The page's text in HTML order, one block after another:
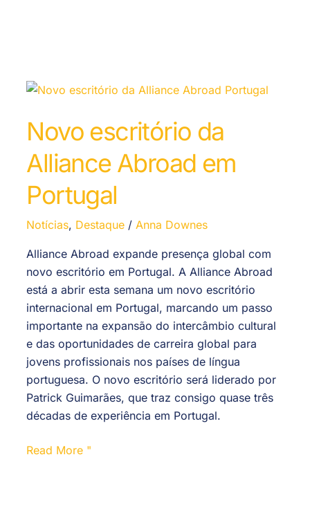
Novo escritório da
Alliance Abroad em
Portugal
Notícias, Destaque /Anna Downes
Alliance Abroad expande presença global com
novo escritório em Portugal. A Alliance Abroad
está a abrir esta semana um novo escritório
internacional em Portugal, marcando um passo
importante na expansão do intercâmbio cultural
e das oportunidades de carreira global para
jovens profissionais nos países de língua
portuguesa. O novo escritório será liderado por
Patrick Guimarães, que traz consigo quase três
décadas de experiência em Portugal.
Read More "